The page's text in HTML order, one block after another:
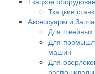
Ткацкие
Аксессуары и
Для
Для
машин
Для